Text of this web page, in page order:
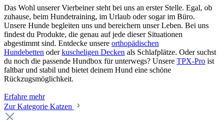
Das Wohl unserer Vierbeiner steht bei uns an erster Stelle. Egal, ob
zuhause, beim Hundetraining, im Urlaub oder sogar im Büro.
Unsere Hunde begleiten uns und bereichern unser Leben. Bei uns
findest du Produkte, die genau auf jede dieser Situationen
abgestimmt sind. Entdecke unsere orthopädischen
Hundebetten oderkuscheligen Decken als Schlafplätze. Oder suchst
du noch die passende Hundbox für unterwegs? Unsere TPX-Pro ist
faltbar und stabil und bietet deinem Hund eine schöne
Rückzugsmöglichkeit.
Erfahre mehr
Zur Kategorie Katzen